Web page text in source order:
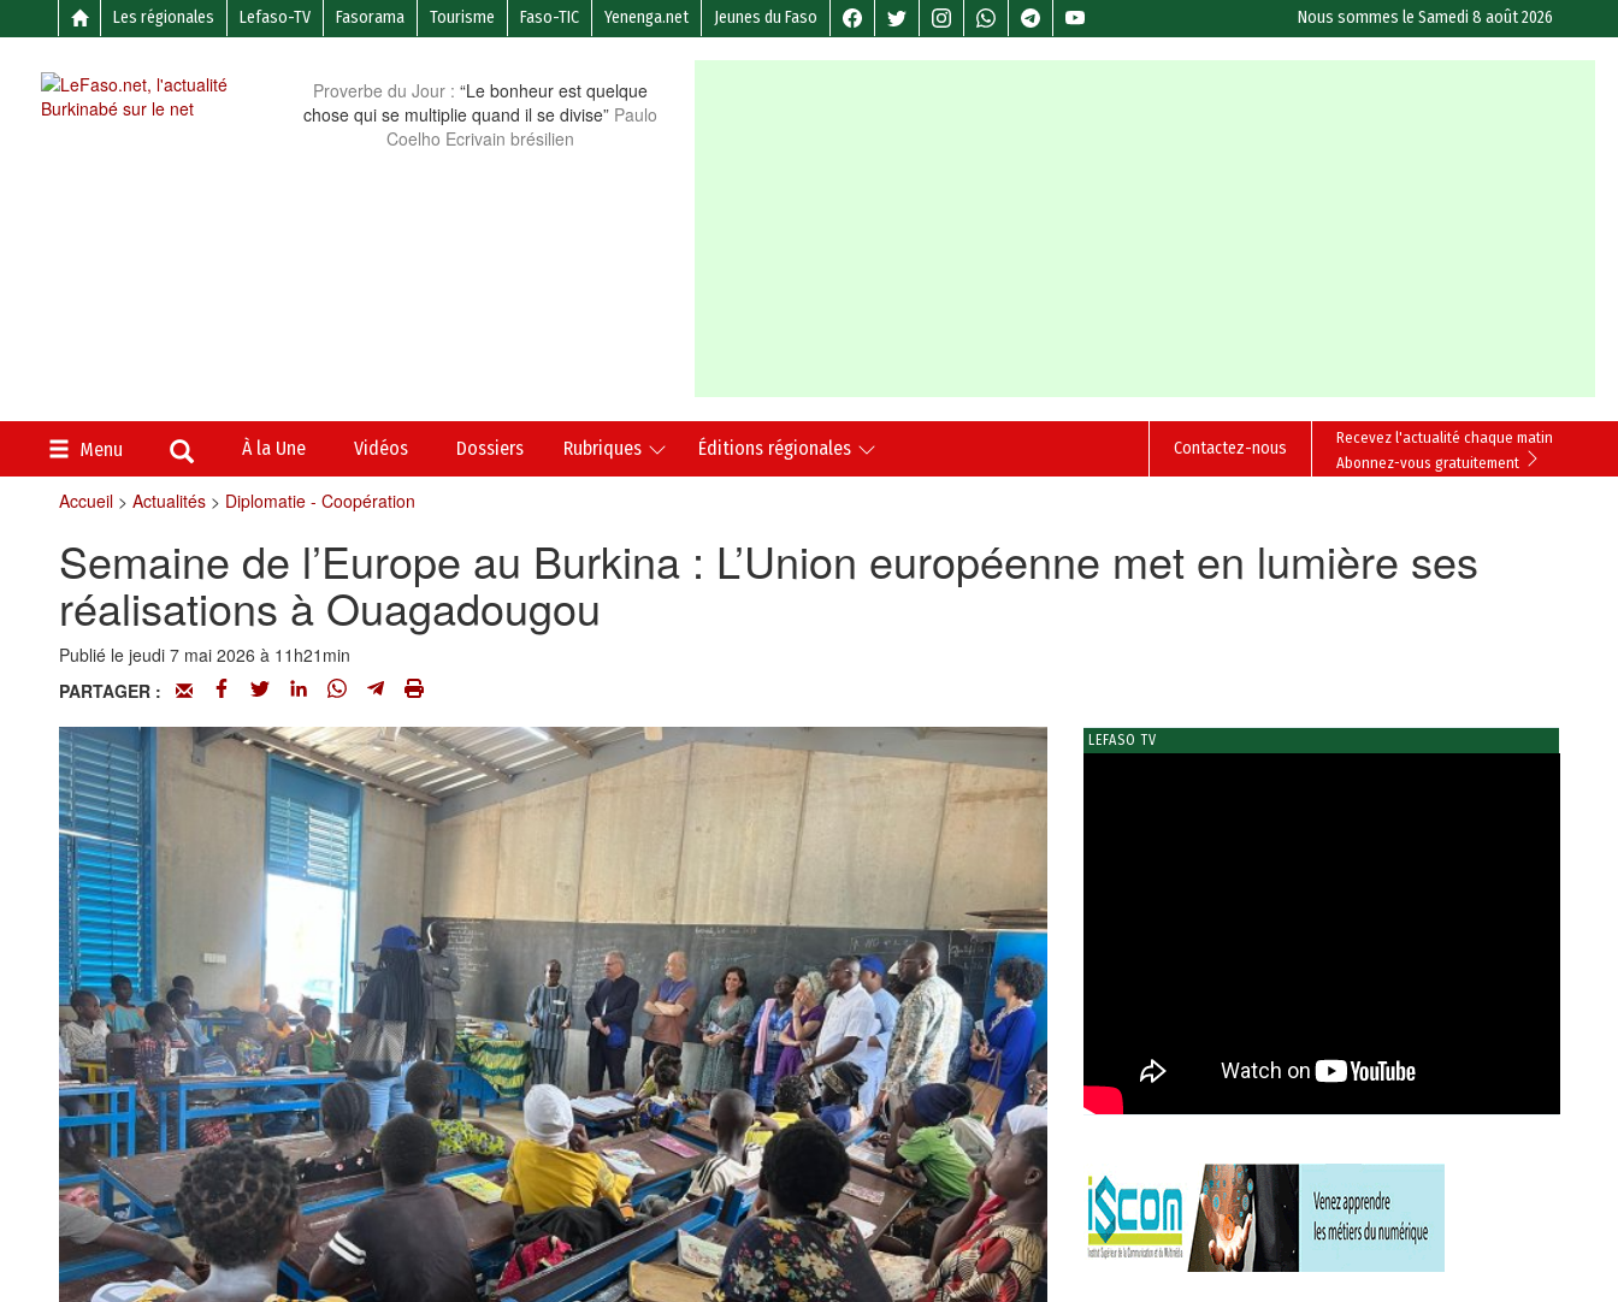
Les régionales Lefaso-TV Fasorama Tourisme Faso-TIC Yenenga.net Jeunes du Faso Nous sommes leSamedi 8 août 2026
Proverbe du Jour : “Le bonheur est quelque
chose qui se multiplie quand il se divise” Paulo
Coelho Ecrivain brésilien
Menu À la Une Vidéos Dossiers Rubriques Éditions régionales
Recevez l'actualité chaque matin
Abonnez-vous gratuitement
Contactez-nous
Accueil> Actualités> Diplomatie - Coopération
Semaine de l’Europe au Burkina : L’Union européenne met en lumière ses
réalisations à Ouagadougou
Publié le jeudi 7 mai 2026 à 11h21min
PARTAGER :
LEFASO TV